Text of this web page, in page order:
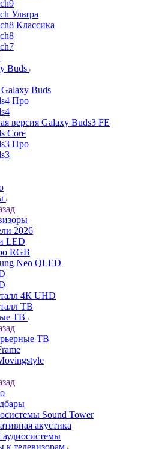
Ультра
Классика
Buds
Buds
Про
версия Galaxy Buds3 FE
Core
Про
2026
LED
RGB
Neo QLED
4К UHD
ТВ
ТВ
ТВ
Sound Tower
акустика
к телевизорам